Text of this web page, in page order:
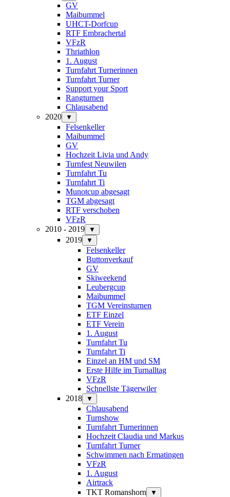
GV
Maibummel
UHCT-Dorfcup
RTF Embrachertal
VFzR
Thriathlon
1. August
Turnfahrt Turnerinnen
Turnfahrt Turner
Support your Sport
Rangturnen
Chlausabend
2020
▼
Felsenkeller
Maibummel
GV
Hochzeit Livia und Andy
Turnfest Neuwilen
Turnfahrt Tu
Turnfahrt Ti
Munotcup abgesagt
TGM abgesagt
RTF verschoben
VFzR
2010 - 2019
▼
2019 ▼
Felsenkeller
Buttonverkauf
GV
Skiweekend
Leubergcup
Maibummel
TGM Vereinsturnen
ETF Einzel
ETF Verein
1. August
Turnfahrt Tu
Turnfahrt Ti
Einzel an HM und SM
Erste Hilfe im Turnalltag
VFzR
Schnellste Tägerwiler
2018
▼
Chlausabend
Turnshow
Turnfahrt Turnerinnen
Hochzeit Claudia und Markus
Turnfahrt Turner
Schwimmen nach Ermatingen
VFzR
1. August
Airtrack
TKT Romanshorn
▼